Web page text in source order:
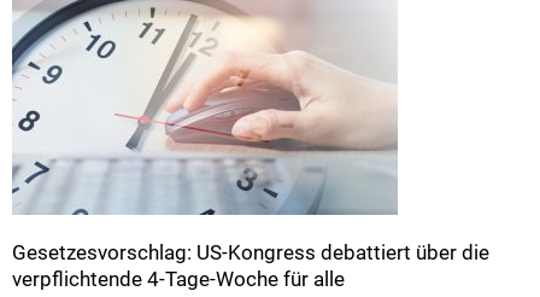
Gesetzesvorschlag: US-Kongress debattiert über die
verpflichtende 4-Tage-Woche für alle